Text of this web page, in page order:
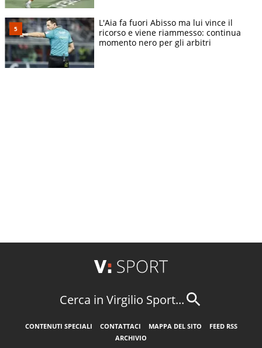
L'Aia fa fuori Abisso ma lui vince il
ricorso e viene riammesso: continua
momento nero per gli arbitri
Cerca in Virgilio Sport...
CONTENUTI SPECIALI CONTATTACI MAPPA DEL SITO
FEED RSS
ARCHIVIO